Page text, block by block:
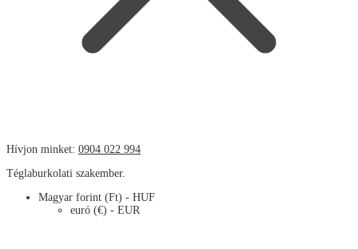
Hívjon minket: 0904 022 994
Téglaburkolati szakember.
Magyar forint (Ft) - HUF
euró (€) - EUR